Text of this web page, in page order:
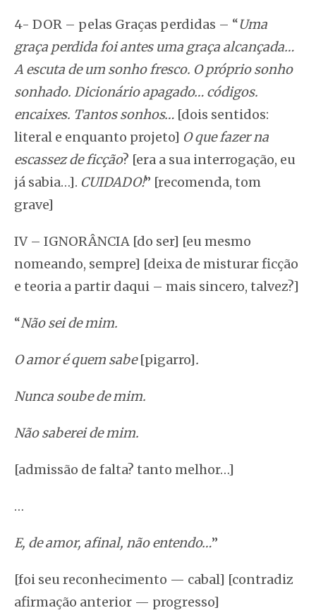
4- DOR – pelas Graças perdidas – “Uma
graça perdida foi antes uma graça alcançada…
A escuta de um sonho fresco. O próprio sonho
sonhado. Dicionário apagado… códigos.
encaixes. Tantos sonhos… [dois sentidos:
literal e enquanto projeto] O que fazer na
escassez de ficção? [era a sua interrogação, eu
já sabia…]. CUIDADO!” [recomenda, tom
grave]
IV – IGNORÂNCIA [do ser] [eu mesmo
nomeando, sempre] [deixa de misturar ficção
e teoria a partir daqui – mais sincero, talvez?]
“Não sei de mim.
O amor é quem sabe[pigarro].
Nunca soube de mim.
Não saberei de mim.
[admissão de falta? tanto melhor…]
…
E, de amor, afinal, não entendo…”
[foi seu reconhecimento — cabal] [contradiz
afirmação anterior — progresso]